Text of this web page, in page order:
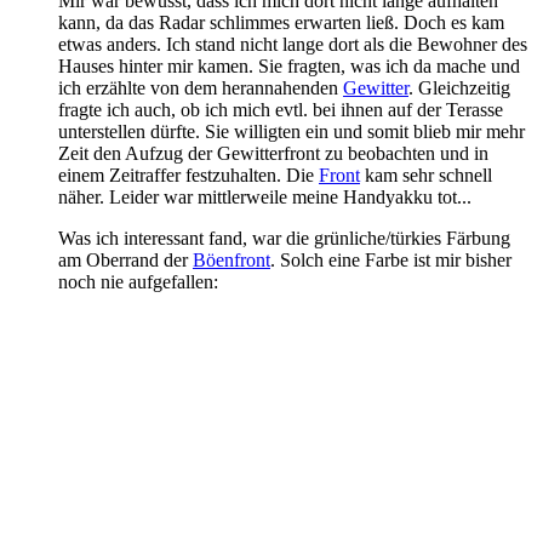
kann, da das Radar schlimmes erwarten ließ. Doch es kam
etwas anders. Ich stand nicht lange dort als die Bewohner des
Hauses hinter mir kamen. Sie fragten, was ich da mache und
ich erzählte von dem herannahenden Gewitter. Gleichzeitig
fragte ich auch, ob ich mich evtl. bei ihnen auf der Terasse
unterstellen dürfte. Sie willigten ein und somit blieb mir mehr
Zeit den Aufzug der Gewitterfront zu beobachten und in
einem Zeitraffer festzuhalten. Die Front kam sehr schnell
näher. Leider war mittlerweile meine Handyakku tot...
Was ich interessant fand, war die grünliche/türkies Färbung
am Oberrand derBöenfront. Solch eine Farbe ist mir bisher
noch nie aufgefallen: